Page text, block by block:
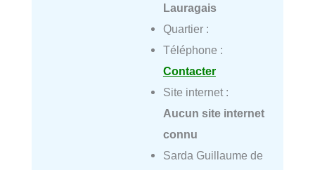
Lauragais
Quartier :
Téléphone :
Contacter
Site internet :
Aucun site internet
connu
Sarda Guillaume de